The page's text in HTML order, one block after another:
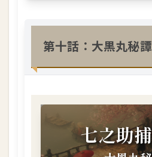
第十話：大黒丸秘譚